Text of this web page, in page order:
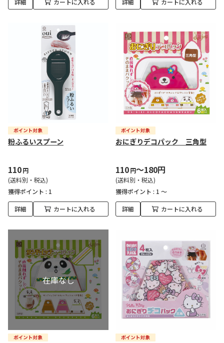
詳細 カートに入れる 詳細 カートに入れる
粉ふるいスプーン
110円
(送料別・税込)
獲得ポイント : 1
詳細 カートに入れる
おにぎりデコパック 三角型
110円～180円
(送料別・税込)
獲得ポイント : 1 ～
詳細 カートに入れる